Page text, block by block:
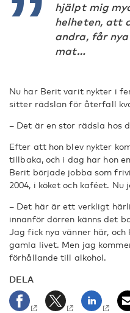
hjälpt mig
helheten, att
andra, får
mat…
Nu har Berit varit nykter i
sitter rädslan för återfall
– Det är en stor rädsla hos
Efter att hon blev nykter
tillbaka, och i dag har hon
Berit började jobba som
2004, i köket och kaféet.
– Det här är ett verkligt
innanför dörren känns det
Jag fick nya vänner här,
gamla livet. Men jag
förhållande till alkohol.
DELA